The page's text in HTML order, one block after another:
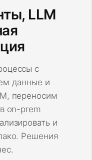
LLM
с
данные и
переносим
on-prem
и
Решения